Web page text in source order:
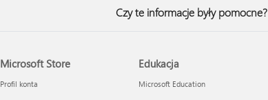
Czy te informacje były pomocne?
Microsoft Store
Profil konta
Edukacja
Microsoft Education